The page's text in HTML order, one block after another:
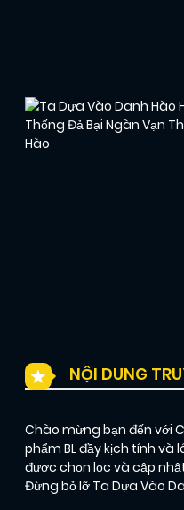
NỘI DUNG
Chào mừng bạn đến với
phẩm BL đầy kịch tính và
được chọn lọc và cập
Đừng bỏ lỡ Ta Dựa Vào